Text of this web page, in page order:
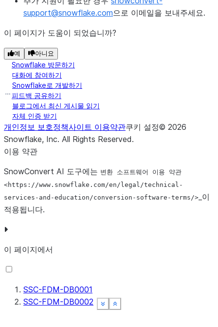
Show less
See moreShow less
See moreShow less
See moreShow less
See more
support@snowflake.com으로 이메일을 보내주세요.
이 페이지가 도움이 되었습니까?
예 아니요
Snowflake 방문하기
대화에 참여하기
Snowflake로 개발하기
피드백 공유하기
블로그에서 최신 게시물 읽기
자체 인증 받기
개인정보 보호정책사이트 이용약관쿠키 설정© 2026
Snowflake, Inc. All Rights Reserved.
이용 약관
SnowConvert AI 도구에는 변환 소프트웨어 이용
약관
<https://www.snowflake.com/en/legal/technical-
services-and-education/conversion-software-terms/> _이
적용됩니다.
이 페이지에서
SSC-FDM-DB0001
SSC-FDM-DB0002